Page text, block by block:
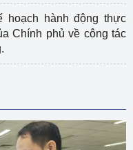
hoạch hành động thực
Chính phủ về công tác